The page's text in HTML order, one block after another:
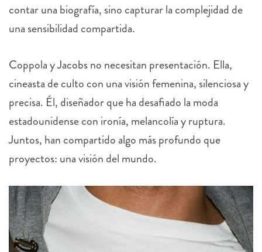
contar una biografía, sino capturar la complejidad de
una sensibilidad compartida.
Coppola y Jacobs no necesitan presentación. Ella,
cineasta de culto con una visión femenina, silenciosa y
precisa. Él, diseñador que ha desafiado la moda
estadounidense con ironía, melancolía y ruptura.
Juntos, han compartido algo más profundo que
proyectos: una visión del mundo.